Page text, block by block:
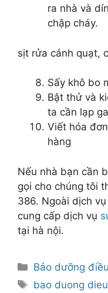
ra nhà và
chập cháy.
sịt rửa cánh quạt,
Sấy khô bo
Bật thử và
ta cần lạp
Viết hóa
hàng
Nếu nhà bạn cần
gọi cho chúng tôi
386. Ngoài dịch
cung cấp dịch vụ
tại hà nội.
Danh
mục
Bảo dưỡng
Thẻ
bao duong